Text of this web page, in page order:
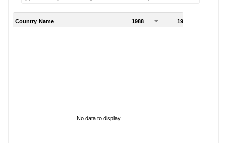
Country Name 1988 1989
No data to display